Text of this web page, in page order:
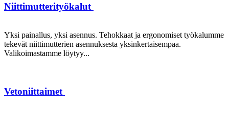
Niittimutterityökalut
Yksi painallus, yksi asennus. Tehokkaat ja ergonomiset työkalumme
tekevät niittimutterien asennuksesta yksinkertaisempaa.
Valikoimastamme löytyy...
Vetoniittaimet